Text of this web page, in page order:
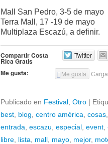
Mall San Pedro, 3-5 de mayo
Terra Mall, 17 -19 de mayo
Multiplaza Escazú, a definir.
Compartir Costa
Rica Gratis
Twitter
Me gusta: Me gusta
Publicado en Festival Otro |
best blog centro américa cosas
entrada escazu especial event
libre lista mall mayo mejor,